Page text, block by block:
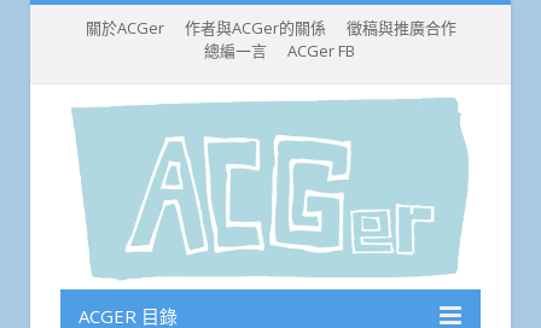
關於ACGer 作者與ACGer的關係
徵稿與推廣合作
總編一言
ACGer FB
ACGER 目錄